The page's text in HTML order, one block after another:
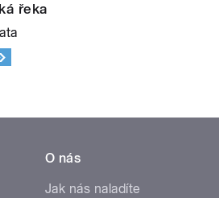
řeka
O nás
Jak nás naladíte